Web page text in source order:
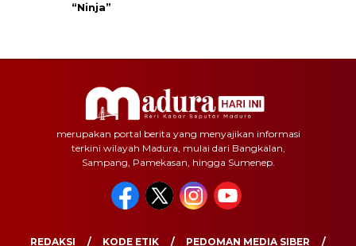
“Ninja”
merupakan portal berita yang menyajikan informasi
terkini wilayah Madura, mulai dari Bangkalan,
Sampang, Pamekasan, hingga Sumenep.
REDAKSI KODE ETIK PEDOMAN MEDIA SIBER